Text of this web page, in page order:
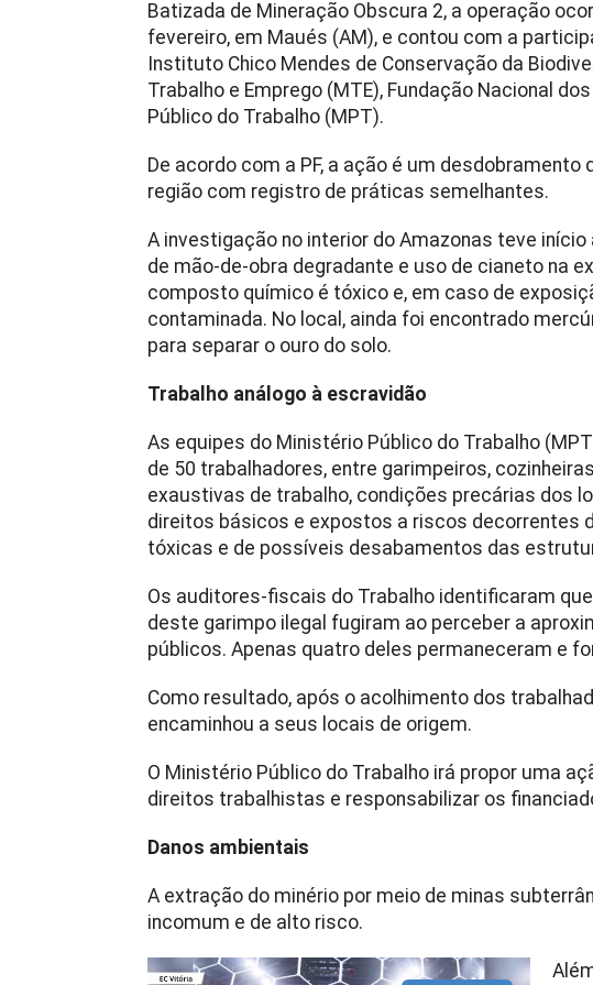
Batizada de Mineração Obscura 2, a operação
fevereiro, em Maués (AM), e contou com a
Instituto Chico Mendes de Conservação da
Trabalho e Emprego (MTE), Fundação Nacional
Público do Trabalho (MPT).
De acordo com a PF, a ação é um desdobramento
região com registro de práticas semelhantes.
A investigação no interior do Amazonas teve
de mão-de-obra degradante e uso de cianeto na
composto químico é tóxico e, em caso de
contaminada. No local, ainda foi encontrado
para separar o ouro do solo.
Trabalho análogo à escravidão
As equipes do Ministério Público do Trabalho
de 50 trabalhadores, entre garimpeiros,
exaustivas de trabalho, condições precárias dos
direitos básicos e expostos a riscos decorrentes
tóxicas e de possíveis desabamentos das
Os auditores-fiscais do Trabalho identificaram
deste garimpo ilegal fugiram ao perceber a
públicos. Apenas quatro deles permaneceram e
Como resultado, após o acolhimento dos
encaminhou a seus locais de origem.
O Ministério Público do Trabalho irá propor uma
direitos trabalhistas e responsabilizar os
Danos ambientais
A extração do minério por meio de minas
incomum e de alto risco.